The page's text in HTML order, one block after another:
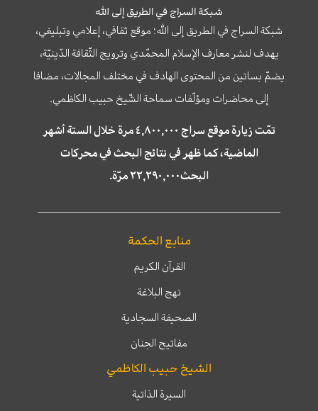
شبكة السراج في الطريق إلى الله
شبكة السراج في الطريق إلى الله؛ موقع ثقافي، إعلامي وتبليغي،
يهدف لنشر معارف الإسلام المحمّدي وترويج الثّقافة الدّينيّة،
يضمّ بساتين من المحتوى الهادف في مختلف المجالات، مضافا
إلى محاضرات ومؤلّفات سماحة الشّيخ حبيب الكاظمي.
تمّت زيارة موقع سراج ٤,٨٠٠,٠٠٠ مرة خلال الستة أشهر
الماضية، كما ظهر في نتائج البحث في محركات
البحث٢٢,٢٩٠,٠٠٠ مرّة.
منابع الحكمة
القرآن الكريم
نهج البلاغة
الصحيفة السجادية
مفاتيح الجنان
الشيخ حبيب الكاظمي
السيرة الذاتية